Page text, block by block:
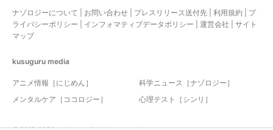
ナゾロジーについて お問い合わせ プレスリリース送付先 利用規約
プ
ライバシーポリシー
インフォマティブデータポリシー 運営会社
サイト
マップ
kusuguru media
アニメ情報［にじめん］
科学ニュース［ナゾロジー］
メンタルケア［ココロジー］
心理テスト［シンリ］